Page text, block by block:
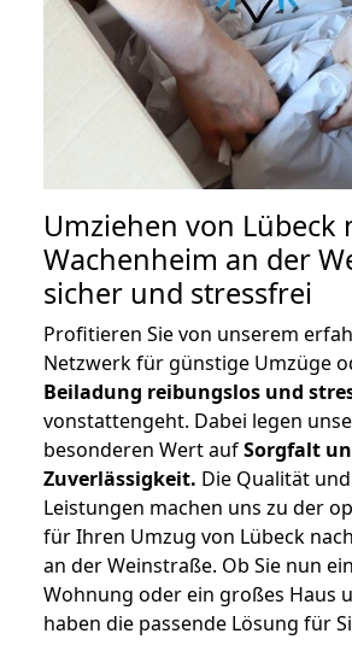
Umziehen von Lübeck
Wachenheim an der
sicher und stressfrei
Profitieren Sie von unserem
Netzwerk für günstige Umzüge
Beiladung reibungslos und
vonstattengeht. Dabei legen
besonderen Wert aufSorgfalt
Zuverlässigkeit. Die Qualität
Leistungen machen uns zu der
für Ihren Umzug von Lübeck
an der Weinstraße. Ob Sie nun
Wohnung oder ein großes Haus
haben die passende Lösung für